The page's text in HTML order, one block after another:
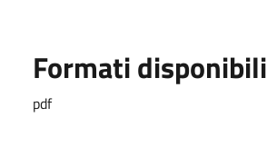
Formati disponibili
pdf